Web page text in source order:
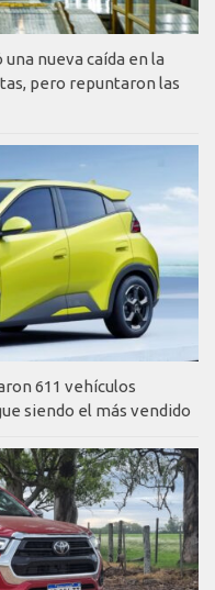
nueva caída en la
pero repuntaron las
611 vehículos
siendo el más vendido